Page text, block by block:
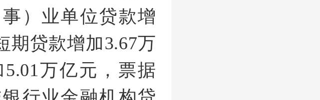
）业单位贷款增
期贷款增加3.67万
万亿元，票据